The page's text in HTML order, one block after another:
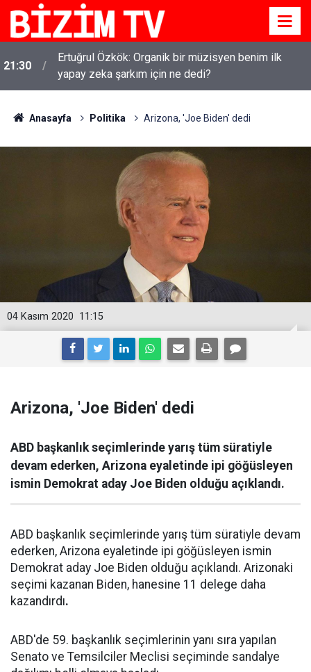
21:30
Ertuğrul Özkök: Organik bir müzisyen benim ilk
yapay zeka şarkım için ne dedi?
Anasayfa Politika Arizona, 'Joe Biden' dedi
11:15
04 Kasım 2020
Arizona, 'Joe Biden' dedi
ABD başkanlık seçimlerinde yarış tüm süratiyle
devam ederken, Arizona eyaletinde ipi göğüsleyen
ismin Demokrat aday Joe Biden olduğu açıklandı.
ABD başkanlık seçimlerinde yarış tüm süratiyle devam
ederken, Arizona eyaletinde ipi göğüsleyen ismin
Demokrat aday Joe Biden olduğu açıklandı. Arizonaki
seçimi kazanan Biden, hanesine 11 delege daha
kazandırdı.
ABD'de 59. başkanlık seçimlerinin yanı sıra yapılan
Senato ve Temsilciler Meclisi seçiminde sandalye